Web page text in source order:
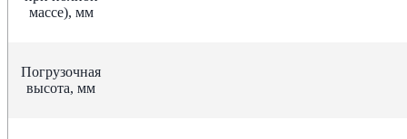
массе), мм
Погрузочная
высота, мм